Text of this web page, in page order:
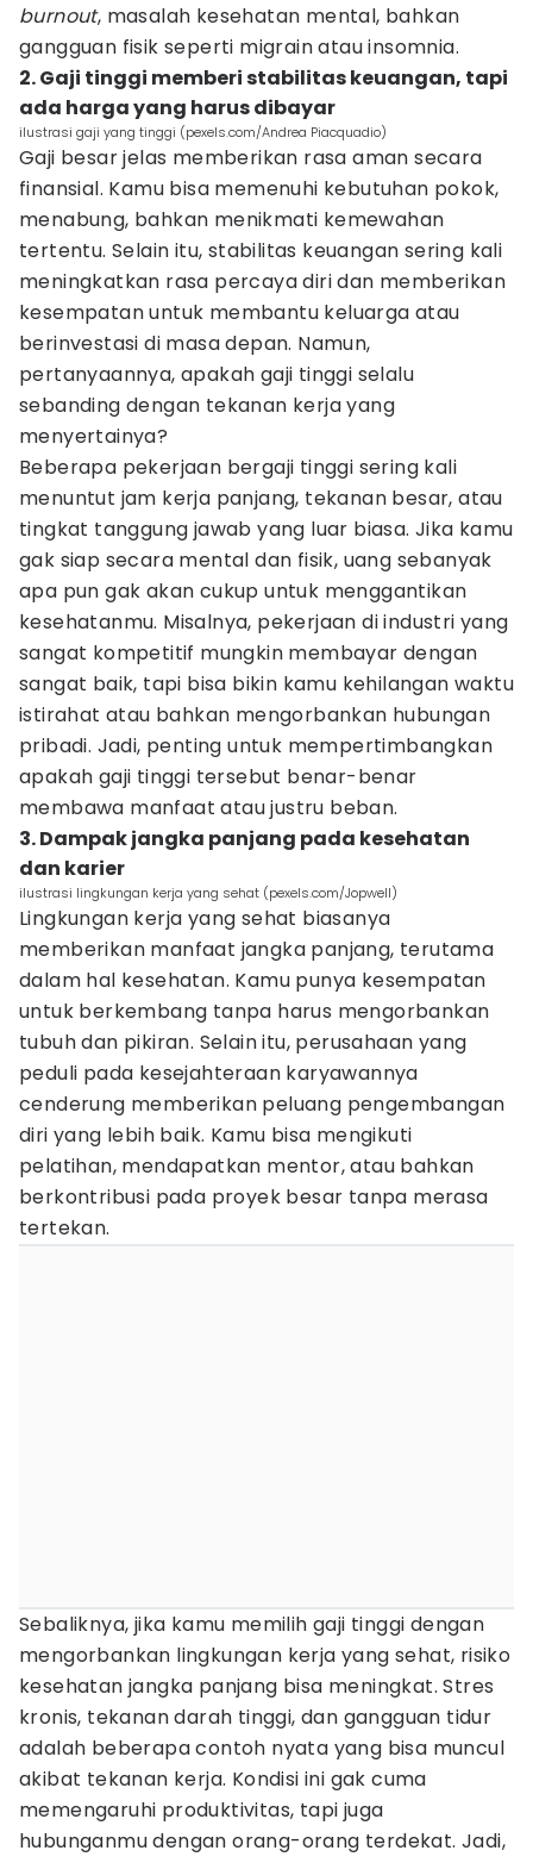
burnout, masalah kesehatan mental, bahkan
gangguan fisik seperti migrain atau insomnia.
2. Gaji tinggi memberi stabilitas keuangan, tapi
ada harga yang harus dibayar
ilustrasi gaji yang tinggi (pexels.com/Andrea Piacquadio)
Gaji besar jelas memberikan rasa aman secara
finansial. Kamu bisa memenuhi kebutuhan pokok,
menabung, bahkan menikmati kemewahan
tertentu. Selain itu, stabilitas keuangan sering kali
meningkatkan rasa percaya diri dan memberikan
kesempatan untuk membantu keluarga atau
berinvestasi di masa depan. Namun,
pertanyaannya, apakah gaji tinggi selalu
sebanding dengan tekanan kerja yang
menyertainya?
Beberapa pekerjaan bergaji tinggi sering kali
menuntut jam kerja panjang, tekanan besar, atau
tingkat tanggung jawab yang luar biasa. Jika kamu
gak siap secara mental dan fisik, uang sebanyak
apa pun gak akan cukup untuk menggantikan
kesehatanmu. Misalnya, pekerjaan di industri yang
sangat kompetitif mungkin membayar dengan
sangat baik, tapi bisa bikin kamu kehilangan waktu
istirahat atau bahkan mengorbankan hubungan
pribadi. Jadi, penting untuk mempertimbangkan
apakah gaji tinggi tersebut benar-benar
membawa manfaat atau justru beban.
3. Dampak jangka panjang pada kesehatan
dan karier
ilustrasi lingkungan kerja yang sehat (pexels.com/Jopwell)
Lingkungan kerja yang sehat biasanya
memberikan manfaat jangka panjang, terutama
dalam hal kesehatan. Kamu punya kesempatan
untuk berkembang tanpa harus mengorbankan
tubuh dan pikiran. Selain itu, perusahaan yang
peduli pada kesejahteraan karyawannya
cenderung memberikan peluang pengembangan
diri yang lebih baik. Kamu bisa mengikuti
pelatihan, mendapatkan mentor, atau bahkan
berkontribusi pada proyek besar tanpa merasa
tertekan.
Sebaliknya, jika kamu memilih gaji tinggi dengan
mengorbankan lingkungan kerja yang sehat, risiko
kesehatan jangka panjang bisa meningkat. Stres
kronis, tekanan darah tinggi, dan gangguan tidur
adalah beberapa contoh nyata yang bisa muncul
akibat tekanan kerja. Kondisi ini gak cuma
memengaruhi produktivitas, tapi juga
hubunganmu dengan orang-orang terdekat. Jadi,